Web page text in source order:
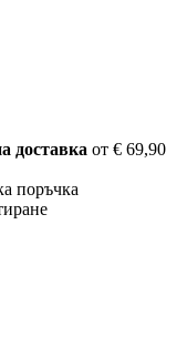
доставка от € 69,90
поръчка